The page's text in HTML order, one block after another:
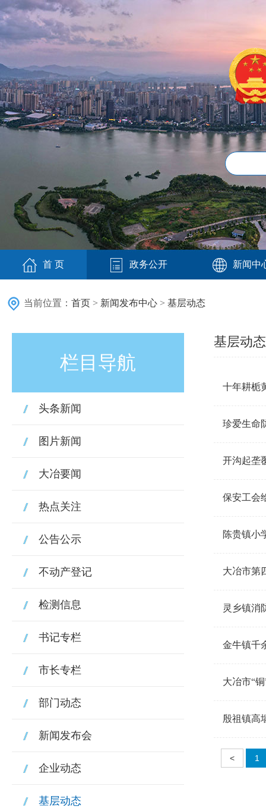
首 页 政务公开 新闻中
当前位置： 首页 > 新闻发布中心 > 基层动态
栏目导航
头条新闻
图片新闻
大冶要闻
热点关注
公告公示
不动产登记
检测信息
书记专栏
市长专栏
部门动态
新闻发布会
企业动态
基层动态
基层动态
十年耕栀
珍爱生命
开沟起垄
保安工会
陈贵镇小
大冶市第
灵乡镇消
金牛镇千
大冶市“
殷祖镇高
< 1